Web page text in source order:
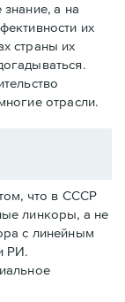
а на
их
страны их
отрасли.
что в СССР
линкоры, а не
с линейным
РИ.